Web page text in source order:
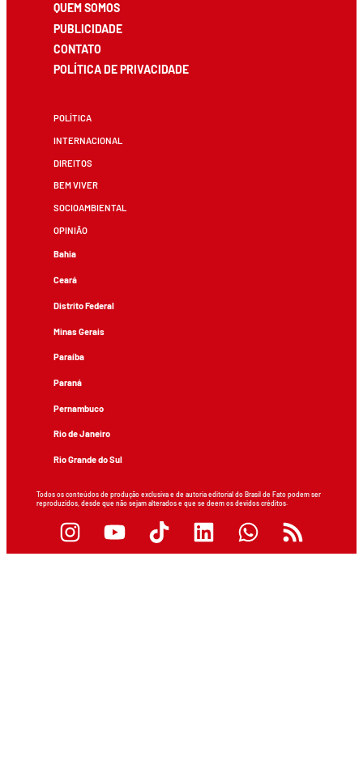
QUEM SOMOS
PUBLICIDADE
CONTATO
POLÍTICA DE PRIVACIDADE
POLÍTICA
INTERNACIONAL
DIREITOS
BEM VIVER
SOCIOAMBIENTAL
OPINIÃO
Bahia
Ceará
Distrito Federal
Minas Gerais
Paraíba
Paraná
Pernambuco
Rio de Janeiro
Rio Grande do Sul
Todos os conteúdos de produção exclusiva e de autoria editorial do Brasil de Fato podem ser
reproduzidos, desde que não sejam alterados e que se deem os devidos créditos.